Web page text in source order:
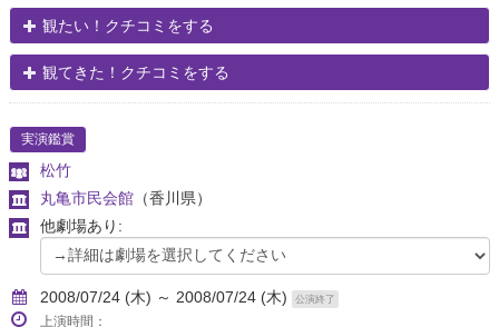
観たい！クチコミをする
観てきた！クチコミをする
実演鑑賞
松竹
丸亀市民会館 （香川県）
他劇場あり:
2008/07/24 (木) ～ 2008/07/24 (木) 公演終了
上演時間：